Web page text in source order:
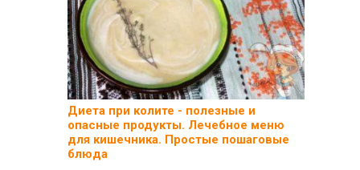
Диета при колите - полезные и
опасные продукты. Лечебное меню
для кишечника. Простые пошаговые
блюда